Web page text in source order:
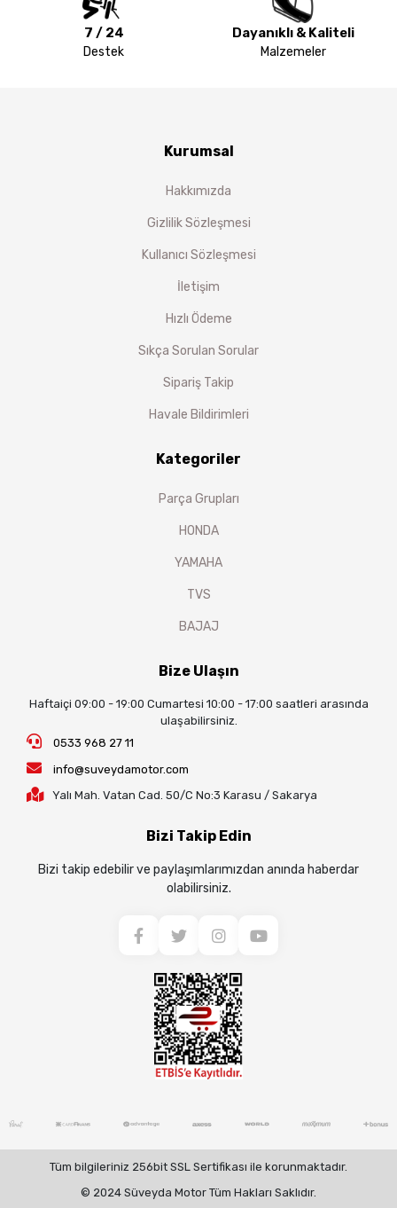
7 / 24
Destek
Dayanıklı & Kaliteli
Malzemeler
Kurumsal
Hakkımızda
Gizlilik Sözleşmesi
Kullanıcı Sözleşmesi
İletişim
Hızlı Ödeme
Sıkça Sorulan Sorular
Sipariş Takip
Havale Bildirimleri
Kategoriler
Parça Grupları
HONDA
YAMAHA
TVS
BAJAJ
Bize Ulaşın
Haftaiçi 09:00 - 19:00 Cumartesi 10:00 - 17:00 saatleri arasında
ulaşabilirsiniz.
0533 968 27 11
info@suveydamotor.com
Yalı Mah. Vatan Cad. 50/C No:3 Karasu / Sakarya
Bizi Takip Edin
Bizi takip edebilir ve paylaşımlarımızdan anında haberdar
olabilirsiniz.
Tüm bilgileriniz 256bit SSL Sertifikası ile korunmaktadır.
© 2024 Süveyda Motor Tüm Hakları Saklıdır.